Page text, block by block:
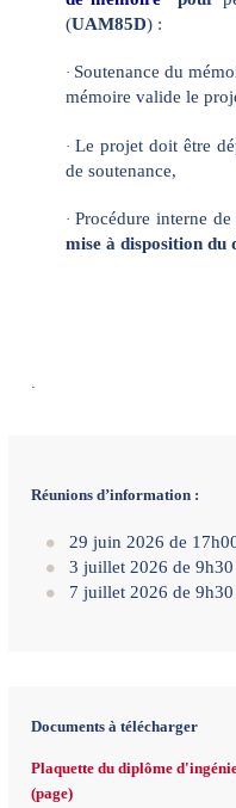
(UAM85D) :
· Soutenance du
mémoire valide le
· Le projet doit être
de soutenance,
· Procédure interne
mise à disposition du
Réunions d’information :
29 juin 2026 de
3 juillet 2026 de 9h30
7 juillet 2026 de
Documents à télécharger
Plaquette du diplôme
(page)